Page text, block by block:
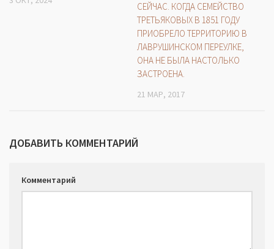
СЕЙЧАС. КОГДА СЕМЕЙСТВО
ТРЕТЬЯКОВЫХ В 1851 ГОДУ
ПРИОБРЕЛО ТЕРРИТОРИЮ В
ЛАВРУШИНСКОМ ПЕРЕУЛКЕ,
ОНА НЕ БЫЛА НАСТОЛЬКО
ЗАСТРОЕНА.
21 МАР, 2017
ДОБАВИТЬ КОММЕНТАРИЙ
Комментарий